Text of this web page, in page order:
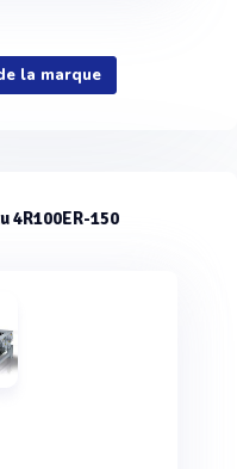
la marque
4R100ER-150